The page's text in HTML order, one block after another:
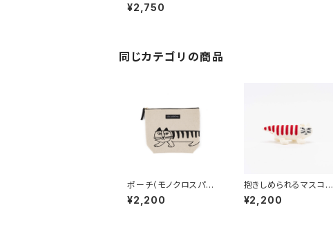
チねこたち） / Lisa
Larson リサ・ラーソン
¥2,750
同じカテゴリの商品
ポーチ（モノクロスパイ
キー） / Lisa Larso
n リサ・ラーソン
¥2,200
抱きしめられるマスコッ
ト（マイキー） / Lis
a Larson リサ・ラー
¥2,200